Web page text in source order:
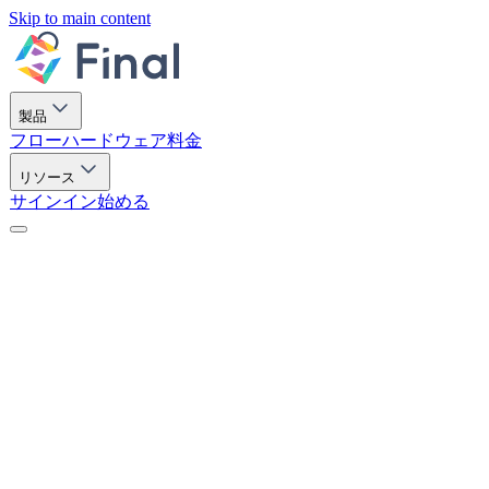
Skip to main content
製品
フローハードウェア料金
リソース
サインイン始める